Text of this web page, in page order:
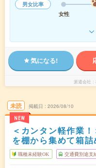
男女比率
女性
気になる!
派遣会社
未読
NEW
掲載日 2026/08/10
＜カンタン軽作業
を棚から集めて箱詰
職種未経験OK 交通費別途支